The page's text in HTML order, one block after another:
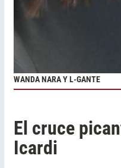
WANDA NARA Y L-GANTE
El cruce
Icardi